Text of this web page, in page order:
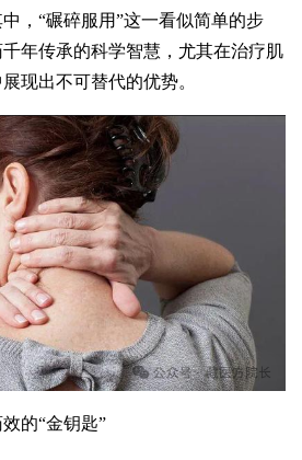
，“碾碎服用”这一看似简单的步
年传承的科学智慧，尤其在治疗肌
现出不可替代的优势。
的“金钥匙”